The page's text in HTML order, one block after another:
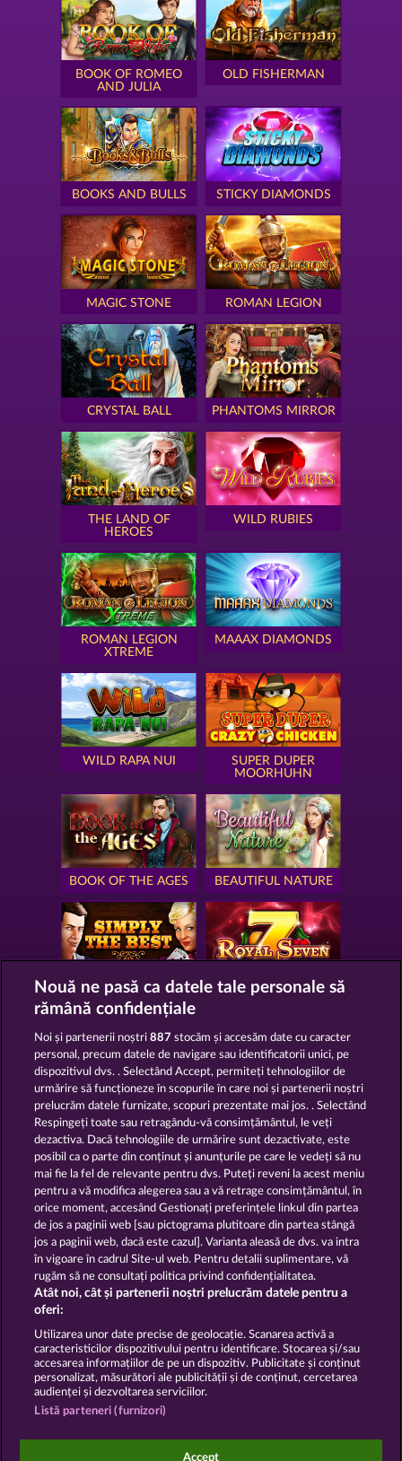
BOOK OF ROMEO
AND JULIA
OLD FISHERMAN
BOOKS AND BULLS STICKY DIAMONDS
MAGIC STONE ROMAN LEGION
CRYSTAL BALL PHANTOMS MIRROR
THE LAND OF
HEROES
WILD RUBIES
ROMAN LEGION
XTREME
MAAAX DIAMONDS
WILD RAPA NUI
SUPER DUPER
MOORHUHN
BOOK OF THE AGES BEAUTIFUL NATURE
SIMPLY THE BEST ROYAL SEVEN
GOLDEN EI OF
MOORHUHN
FOREVER
DIAMONDS
Afișează toate jocurile
Termeni și condiții
Declarație de confidențialitate
Asistență tehnică Firmă
Trimite Cererea de Retragere
Jocurile din cazinoul de socializare au ca unic scop
Nouă ne pasă ca datele tale personale să
rămână confidențiale
Noi și partenerii noștri887 stocăm și accesăm date cu caracter
personal, precum datele de navigare sau identificatorii unici, pe
dispozitivul dvs. . Selectând Accept, permiteți tehnologiilor de
urmărire să funcționeze în scopurile în care noi și partenerii noștri
prelucrăm datele furnizate, scopuri prezentate mai jos. . Selectând
Respingeți toate sau retragându-vă consimțământul, le veți
dezactiva. Dacă tehnologiile de urmărire sunt dezactivate, este
posibil ca o parte din conținut și anunțurile pe care le vedeți să nu
mai fie la fel de relevante pentru dvs. Puteți reveni la acest meniu
pentru a vă modifica alegerea sau a vă retrage consimțământul, în
orice moment, accesând Gestionați preferințele linkul din partea
de jos a paginii web [sau pictograma plutitoare din partea stângă
jos a paginii web, dacă este cazul]. Varianta aleasă de dvs. va intra
în vigoare în cadrul Site-ul web. Pentru detalii suplimentare, vă
rugăm să ne consultați politica privind confidențialitatea.
Atât noi, cât și partenerii noștri prelucrăm datele pentru a
oferi:
Utilizarea unor date precise de geolocație. Scanarea activă a
caracteristicilor dispozitivului pentru identificare. Stocarea și/sau
accesarea informațiilor de pe un dispozitiv. Publicitate și conținut
personalizat, măsurători ale publicității și de conținut, cercetarea
audienței și dezvoltarea serviciilor.
Listă parteneri (furnizori)
Accept